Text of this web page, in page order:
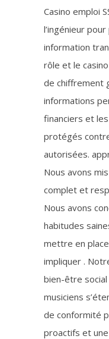
Casino emploi
l’ingénieur
information
rôle et le
de chiffrement
informations
financiers et
protégés
autorisées.
Nous avons
complet et
Nous avons
habitudes
mettre en
impliquer .
bien-être
musiciens
de conformité
proactifs et